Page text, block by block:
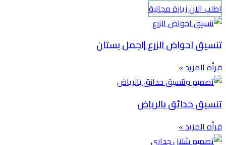
اطلب الان زيارة مجانية
تنسيق احواض الزرع |اجمل بستان
قرأه المزيد »
تنسيق حدائق بالرياض
قرأه المزيد »